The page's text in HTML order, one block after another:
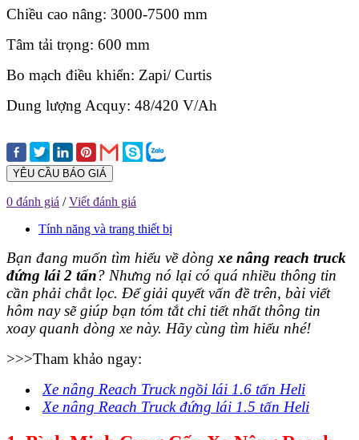
Chiều cao nâng: 3000-7500 mm
Tâm tải trọng: 600 mm
Bo mạch điều khiển: Zapi/ Curtis
Dung lượng Acquy: 48/420 V/Ah
YÊU CẦU BÁO GIÁ
0 đánh giá /Viết đánh giá
Tính năng và trang thiết bị
Bạn đang muốn tìm hiểu về dòng xe nâng reach truck
đứng lái 2 tấn? Nhưng nó lại có quá nhiều thông tin
cần phải chắt lọc. Để giải quyết vấn đề trên, bài viết
hôm nay sẽ giúp bạn tóm tắt chi tiết nhất thông tin
xoay quanh dòng xe này. Hãy cùng tìm hiểu nhé!
>>>Tham khảo ngay:
Xe nâng Reach Truck ngồi lái 1.6 tấn Heli
Xe nâng Reach Truck đứng lái 1.5 tấn Heli